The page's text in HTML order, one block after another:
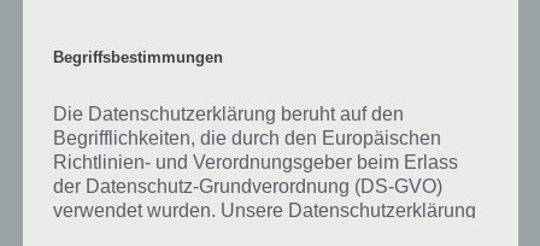
Mehr Artikel hier auf Touchportal
Begriffsbestimmungen
Die Datenschutzerklärung beruht auf den
Begrifflichkeiten, die durch den Europäischen
Richtlinien- und Verordnungsgeber beim Erlass
der Datenschutz-Grundverordnung (DS-GVO)
verwendet wurden. Unsere Datenschutzerklärung